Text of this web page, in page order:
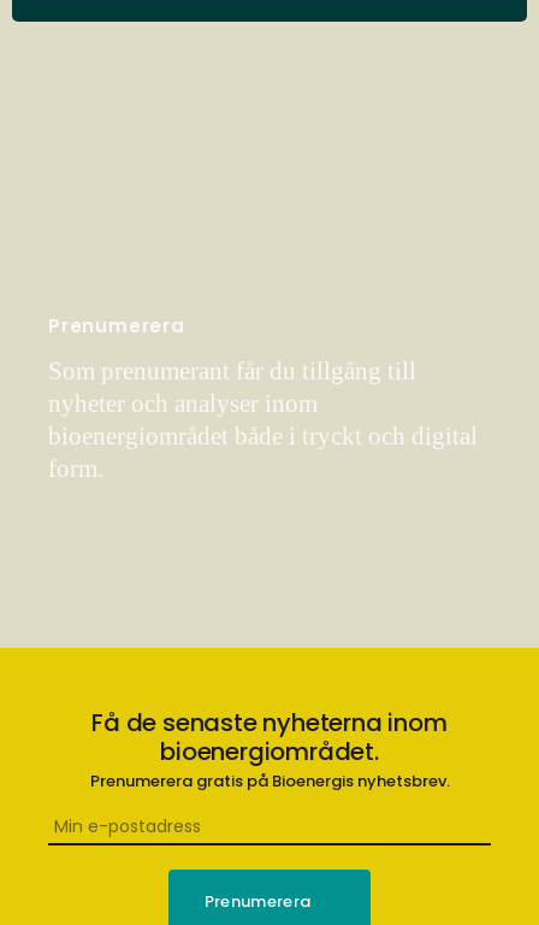
Prenumerera
Som prenumerant får du tillgång till
nyheter och analyser inom
bioenergiområdet både i tryckt och digital
form.
Få de senaste nyheterna inom
bioenergiområdet.
Prenumerera gratis på Bioenergis nyhetsbrev.